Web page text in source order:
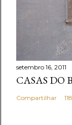
t
á
r
i
setembro 16, 2011
CASAS DO
Compartilhar